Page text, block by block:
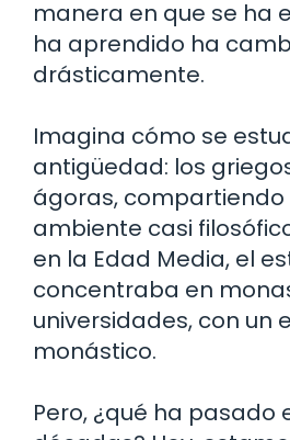
manera en que se ha
ha aprendido ha
drásticamente.
Imagina cómo se
antigüedad: los
ágoras, compartiendo
ambiente casi
en la Edad Media, el
concentraba en
universidades, con un
monástico.
Pero, ¿qué ha pasado